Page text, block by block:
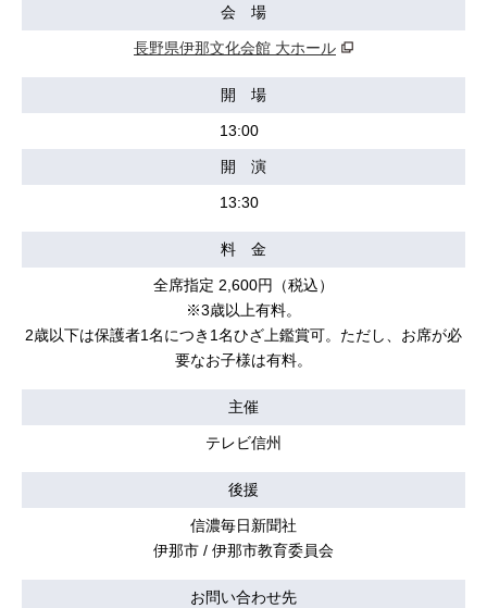
会 場
長野県伊那文化会館 大ホール
開 場
13:00
開 演
13:30
料 金
全席指定 2,600円（税込）
※3歳以上有料。
2歳以下は保護者1名につき1名ひざ上鑑賞可。ただし、お席が必
要なお子様は有料。
主催
テレビ信州
後援
信濃毎日新聞社
伊那市 / 伊那市教育委員会
お問い合わせ先